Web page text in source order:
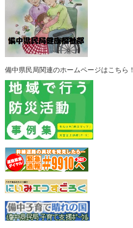
備中県民局関連のホームページはこちら！